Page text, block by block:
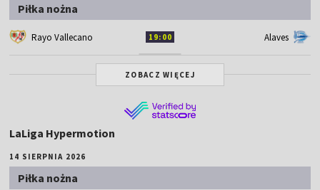
Piłka nożna
Rayo Vallecano 19:00 Alaves
ZOBACZ WIĘCEJ
LaLiga Hypermotion
14 SIERPNIA 2026
Piłka nożna